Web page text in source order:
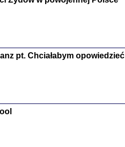
CZYTAJĄC
Dziennik
pt. Chciałabym